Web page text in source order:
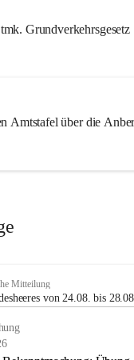
Amtstafel über die
Mitteilung
von 24.08. bis